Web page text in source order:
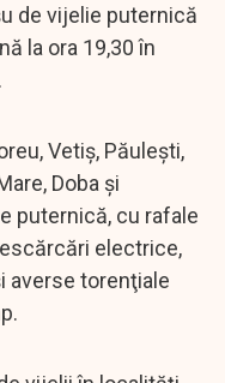
de vijelie puternică
la ora 19,30 în
Vetiş, Păuleşti,
Doba şi
puternică, cu rafale
electrice,
averse torenţiale